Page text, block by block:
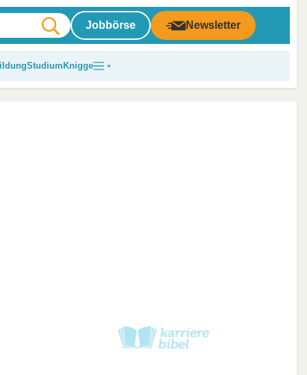
Jobbörse Newsletter
Studium Knigge